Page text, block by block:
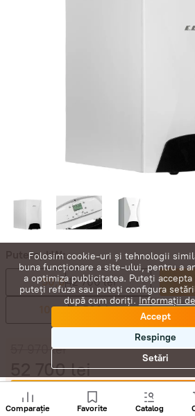
Putere, kW:
50,042 700 lei
100,074 500 lei
lei
52 700lei
Cumpără
Comparație Favorite Catalog
Folosim cookie-uri și tehnologii
buna funcționare a site-ului, pentru a
a optimiza publicitatea. Puteți
puteți refuza sau puteți configura
după cum doriți.Informații
Accept
Respinge
Setări